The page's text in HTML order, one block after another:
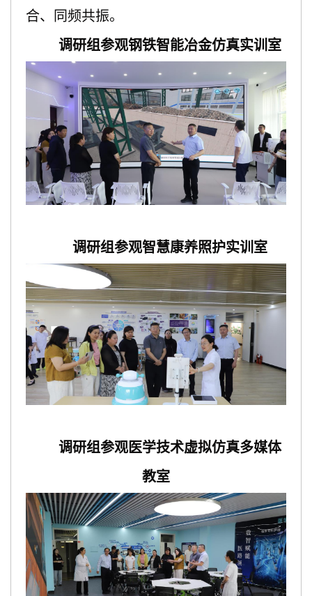
合、同频共振。
调研组参观钢铁智能冶金仿真实训室
调研组参观智慧康养照护实训室
调研组参观医学技术虚拟仿真多媒体
教室